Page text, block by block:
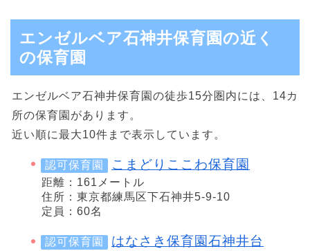
エンゼルベア石神井保育園の近く
の保育園
エンゼルベア石神井保育園の徒歩15分圏内には、14カ
所の保育園があります。
近い順に最大10件まで表示しています。
認可保育園 こまどりここわ保育園
距離：161メートル
住所：東京都練馬区下石神井5-9-10
定員：60名
認可保育園 はなさき保育園石神井台